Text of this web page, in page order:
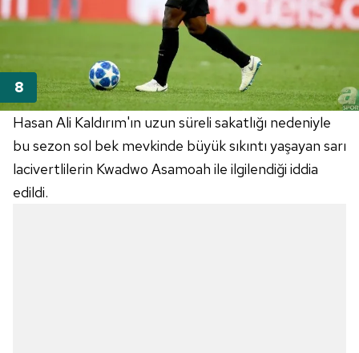
Hasan Ali Kaldırım'ın uzun süreli sakatlığı nedeniyle
bu sezon sol bek mevkinde büyük sıkıntı yaşayan sarı
lacivertlilerin Kwadwo Asamoah ile ilgilendiği iddia
edildi.